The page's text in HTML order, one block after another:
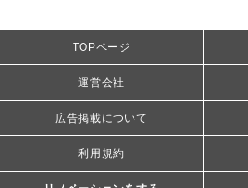
TOPページ
運営会社
広告掲載について
利用規約